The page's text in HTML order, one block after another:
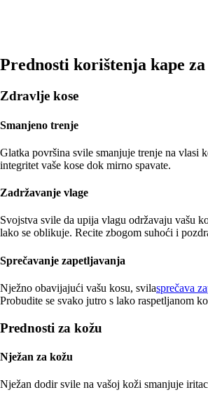
Prednosti korištenja kape
Zdravlje kose
Smanjeno trenje
Glatka površina svile smanjuje trenje na vlasi
integritet vaše kose dok mirno spavate.
Zadržavanje vlage
Svojstva svile da upija vlagu održavaju vašu
lako se oblikuje. Recite zbogom suhoći i
Sprečavanje zapetljavanja
Nježno obavijajući vašu kosu, svilasprečava
Probudite se svako jutro s lako raspetljanom
Prednosti za kožu
Nježan za kožu
Nježan dodir svile na vašoj koži smanjuje